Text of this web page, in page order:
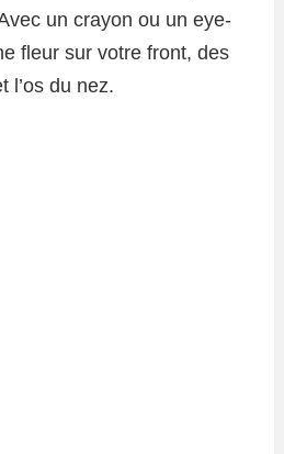
un crayon ou un eye-
fleur sur votre front, des
l’os du nez.